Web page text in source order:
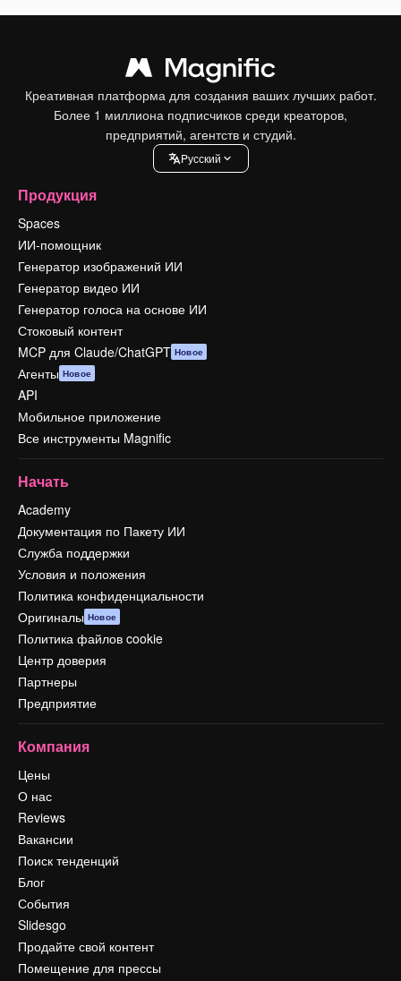
Креативная платформа для создания ваших лучших работ.
Более 1 миллиона подписчиков среди креаторов,
предприятий, агентств и студий.
Pусский
Продукция
Spaces
ИИ-помощник
Генератор изображений ИИ
Генератор видео ИИ
Генератор голоса на основе ИИ
Стоковый контент
MCP для Claude/ChatGPT Новое
Агенты Новое
API
Мобильное приложение
Все инструменты Magnific
Начать
Academy
Документация по Пакету ИИ
Служба поддержки
Условия и положения
Политика конфиденциальности
Оригиналы Новое
Политика файлов cookie
Центр доверия
Партнеры
Предприятие
Компания
Цены
О нас
Reviews
Вакансии
Поиск тенденций
Блог
События
Slidesgo
Продайте свой контент
Помещение для прессы